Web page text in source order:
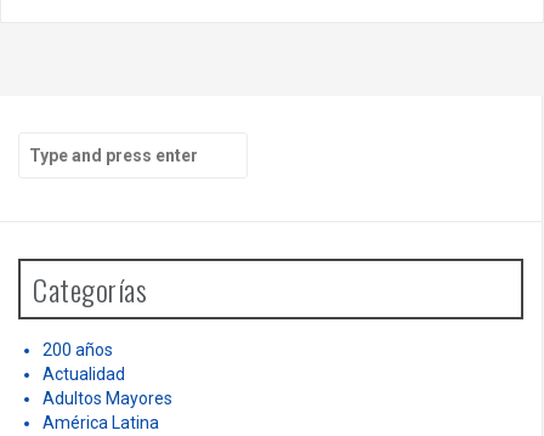
h
o
Categorías
200 años
Actualidad
Adultos Mayores
América Latina